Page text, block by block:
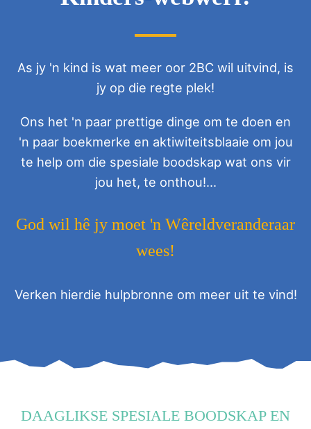
As jy 'n kind is wat meer oor 2BC wil uitvind, is
jy op die regte plek!
Ons het 'n paar prettige dinge om te doen en
'n paar boekmerke en aktiwiteitsblaaie om jou
te help om die spesiale boodskap wat ons vir
jou het, te onthou!...
God wil hê jy moet 'n Wêreldveranderaar
wees!
Verken hierdie hulpbronne om meer uit te vind!
DAAGLIKSE SPESIALE BOODSKAP EN